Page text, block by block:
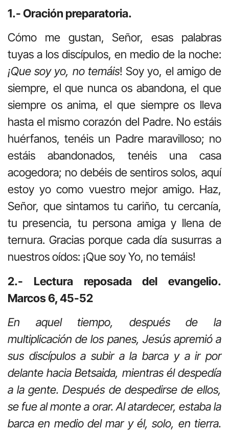
1.- Oración preparatoria.
Cómo me gustan, Señor, esas palabras
tuyas a los discípulos, en medio de la noche:
¡Que soy yo, no temáis! Soy yo, el amigo de
siempre, el que nunca os abandona, el que
siempre os anima, el que siempre os lleva
hasta el mismo corazón del Padre. No estáis
huérfanos, tenéis un Padre maravilloso; no
estáis abandonados, tenéis una casa
acogedora; no debéis de sentiros solos, aquí
estoy yo como vuestro mejor amigo. Haz,
Señor, que sintamos tu cariño, tu cercanía,
tu presencia, tu persona amiga y llena de
ternura. Gracias porque cada día susurras a
nuestros oídos: ¡Que soy Yo, no temáis!
2.- Lectura reposada del evangelio.
Marcos 6, 45-52
En aquel tiempo, después de la
multiplicación de los panes, Jesús apremió a
sus discípulos a subir a la barca y a ir por
delante hacia Betsaida, mientras él despedía
a la gente. Después de despedirse de ellos,
se fue al monte a orar. Al atardecer, estaba la
barca en medio del mar y él, solo, en tierra.